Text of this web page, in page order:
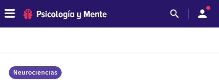
Neurociencias